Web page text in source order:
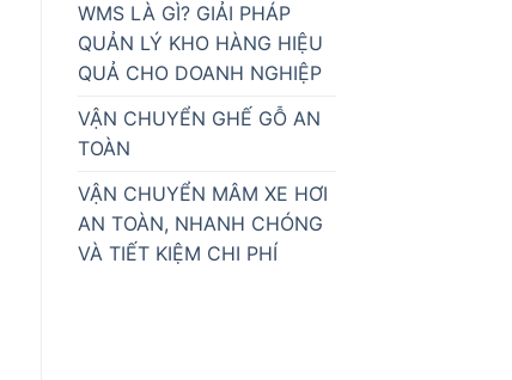
WMS LÀ GÌ? GIẢI PHÁP
QUẢN LÝ KHO HÀNG HIỆU
QUẢ CHO DOANH NGHIỆP
VẬN CHUYỂN GHẾ GỖ AN
TOÀN
VẬN CHUYỂN MÂM XE HƠI
AN TOÀN, NHANH CHÓNG
VÀ TIẾT KIỆM CHI PHÍ